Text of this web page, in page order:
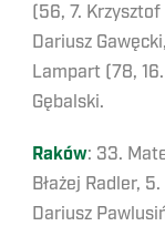
(56, 7.
Dariusz
Lampart (78,
Gębalski.
Raków: 33.
Błażej Radler,
Dariusz